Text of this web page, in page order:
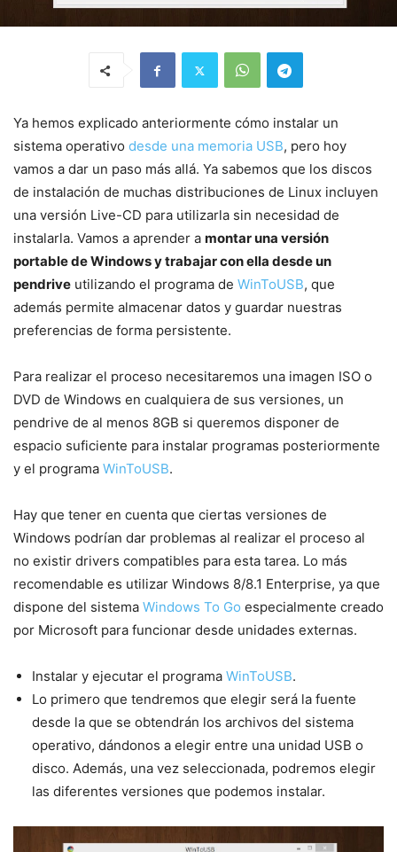
Ya hemos explicado anteriormente cómo instalar un
sistema operativo desde una memoria USB, pero hoy
vamos a dar un paso más allá. Ya sabemos que los discos
de instalación de muchas distribuciones de Linux incluyen
una versión Live-CD para utilizarla sin necesidad de
instalarla. Vamos a aprender a montar una versión
portable de Windows y trabajar con ella desde un
pendrive utilizando el programa de WinToUSB, que
además permite almacenar datos y guardar nuestras
preferencias de forma persistente.
Para realizar el proceso necesitaremos una imagen ISO o
DVD de Windows en cualquiera de sus versiones, un
pendrive de al menos 8GB si queremos disponer de
espacio suficiente para instalar programas posteriormente
y el programa WinToUSB.
Hay que tener en cuenta que ciertas versiones de
Windows podrían dar problemas al realizar el proceso al
no existir drivers compatibles para esta tarea. Lo más
recomendable es utilizar Windows 8/8.1 Enterprise, ya que
dispone del sistema Windows To Go especialmente creado
por Microsoft para funcionar desde unidades externas.
Instalar y ejecutar el programa WinToUSB.
Lo primero que tendremos que elegir será la fuente
desde la que se obtendrán los archivos del sistema
operativo, dándonos a elegir entre una unidad USB o
disco. Además, una vez seleccionada, podremos elegir
las diferentes versiones que podemos instalar.